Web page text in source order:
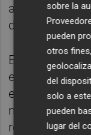
a tipo variable
de tipo fijo.
El INE revisó
estadística de
enero de
nuevo
resultados del
sobre la
pueden
otros
del
solo a
pueden
lugar del